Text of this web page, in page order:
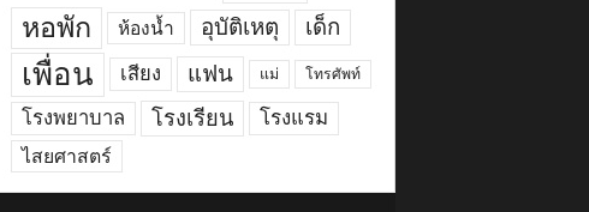
หอพัก ห้องน้ำ อุบัติเหตุ เด็ก
เพื่อน เสียง แฟน แม่ โทรศัพท์
โรงพยาบาล โรงเรียน โรงแรม
ไสยศาสตร์